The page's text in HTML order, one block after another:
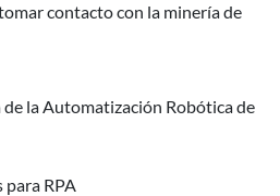
contacto con la minería de
de la Automatización Robótica de
RPA